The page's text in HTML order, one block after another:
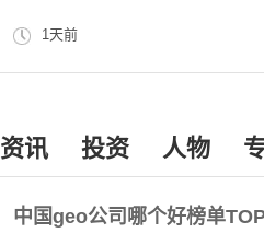
1天前
资讯 投资 人物
中国geo公司哪个好榜单